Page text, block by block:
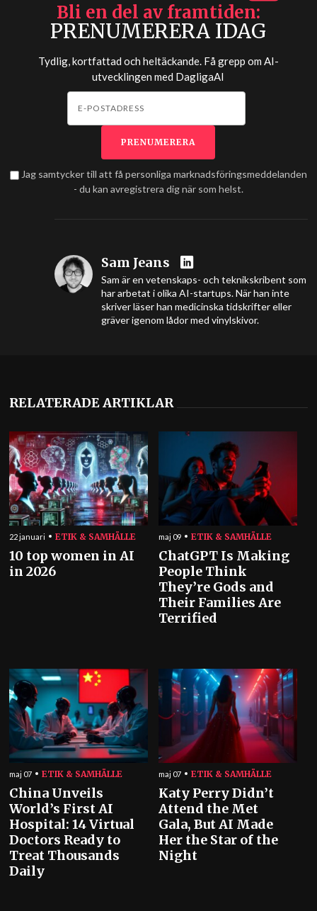
Bli en del av framtiden
PRENUMERERA IDAG
Tydlig, kortfattad och heltäckande. Få grepp om AI-
utvecklingen med DagligaAI
Jag samtycker till att få personliga marknadsföringsmeddelanden
- du kan avregistrera dig när som helst.
Sam Jeans
Sam är en vetenskaps- och teknikskribent som
har arbetat i olika AI-startups. När han inte
skriver läser han medicinska tidskrifter eller
gräver igenom lådor med vinylskivor.
RELATERADE ARTIKLAR
22 januari ETIK & SAMHÄLLE
10 top women in AI
in 2026
maj 09 ETIK & SAMHÄLLE
ChatGPT Is Making
People Think
They’re Gods and
Their Families Are
Terrified
maj 07 ETIK & SAMHÄLLE
China Unveils
World’s First AI
Hospital: 14 Virtual
Doctors Ready to
Treat Thousands
Daily
maj 07 ETIK & SAMHÄLLE
Katy Perry Didn’t
Attend the Met
Gala, But AI Made
Her the Star of the
Night